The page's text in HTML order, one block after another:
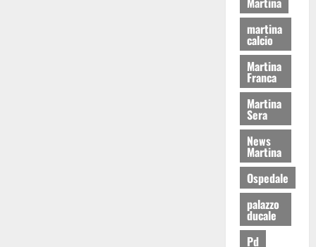
martina
calcio
Martina
Franca
Martina
Sera
News
Martina
Ospedale
palazzo
ducale
Pd